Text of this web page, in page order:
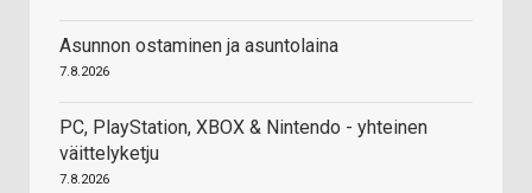
Asunnon ostaminen ja asuntolaina
7.8.2026
PC, PlayStation, XBOX & Nintendo - yhteinen
väittelyketju
7.8.2026